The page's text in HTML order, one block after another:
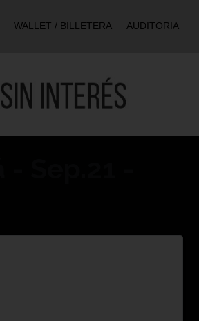
WALLET / BILLETERA AUDITORIA